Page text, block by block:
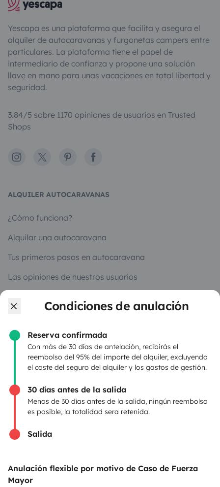
Condiciones de anulación
Reserva confirmada
Con más de 30 días de antelación, recibirás el
reembolso del 95% del importe del alquiler, excluyendo
el coste del seguro del alquiler y los gastos de gestión.
30 días antes de la salida
Menos de 30 días antes de la salida, ningún reembolso
es posible, la totalidad sera retenida.
Salida
Anulación flexible por motivo de Caso de Fuerza
Mayor
Yescapa es una plataforma que facilita y asegura el
alquiler de autocaravanas y furgonetas campers entre
particulares. La plataforma tiene el papel de
intermediario de confianza y propone una solución
llave en mano para unas vacaciones en total libertad y
seguridad.
3.84/5 sobre 1170 opiniones de usuarios en Trusted
Shops
Instagram
X PinterestFacebook
ALQUILER AUTOCARAVANAS
¿Cómo funciona?
Alquilar una autocaravana
Tus primeros pasos en autocaravana
Las opiniones de nuestros usuarios
PROPIETARIOS
Anunciar un vehículo
Seguros de alquiler
Asistencias de alquiler
Ayuda propietario